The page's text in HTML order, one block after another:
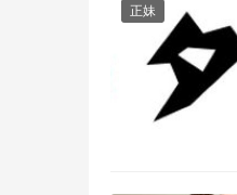
正妹